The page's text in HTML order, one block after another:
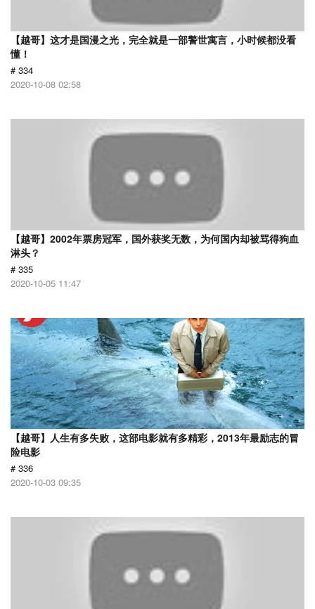
【越哥】这才是国漫之光，完全就是一部警世寓言，小时候都没看
懂！
# 334
2020-10-08 02:58
【越哥】2002年票房冠军，国外获奖无数，为何国内却被骂得狗血
淋头？
# 335
2020-10-05 11:47
【越哥】人生有多失败，这部电影就有多精彩，2013年最励志的冒
险电影
# 336
2020-10-03 09:35